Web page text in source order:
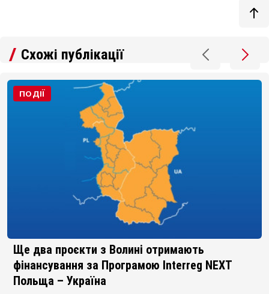
Схожі публікації
ПОДІЇ
Ще два проєкти з Волині отримають
фінансування за Програмою Interreg NEXT
Польща – Україна